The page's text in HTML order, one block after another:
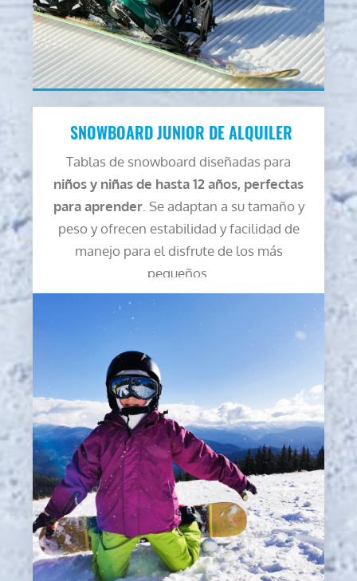
SNOWBOARD JUNIOR DE ALQUILER
Tablas de snowboard diseñadas para
niños y niñas de hasta 12 años, perfectas
para aprender. Se adaptan a su tamaño y
peso y ofrecen estabilidad y facilidad de
manejo para el disfrute de los más
pequeños.